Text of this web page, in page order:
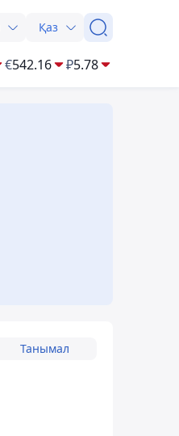
Қаз
€542.16 ₽5.78
Танымал